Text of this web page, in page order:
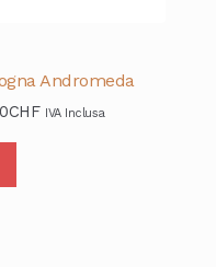
Andromeda
CHF IVA Inclusa